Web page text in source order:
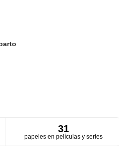
31
papeles en películas y series